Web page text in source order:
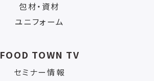
包材・資材
ユニフォーム
FOOD TOWN TV
セミナー情報